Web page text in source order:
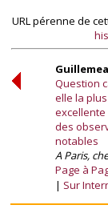
URL pérenne de
Question
elle la
excellente
des
notables
A Paris,
Page à
Sur